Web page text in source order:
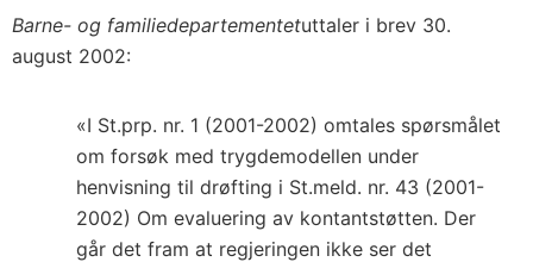
Barne- og familiedepartementetuttaler i brev 30.
august 2002:
«I St.prp. nr. 1 (2001-2002) omtales spørsmålet
om forsøk med trygdemodellen under
henvisning til drøfting i St.meld. nr. 43 (2001-
2002) Om evaluering av kontantstøtten. Der
går det fram at regjeringen ikke ser det